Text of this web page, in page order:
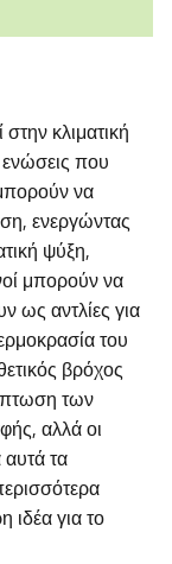
κλιματική
που
να
ενεργώντας
ψύξη,
μπορούν να
ως αντλίες για
του
βρόχος
των
αλλά οι
τα
ιδέα για το